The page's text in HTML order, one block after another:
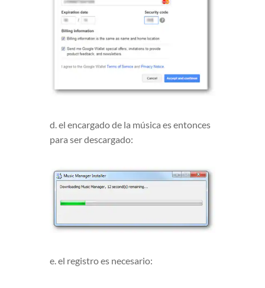
d. el encargado de la música es entonces
para ser descargado:
e. el registro es necesario: